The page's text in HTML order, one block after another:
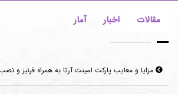
مقالات اخبار آمار
تولید و تامین متریال دکوراسیون داخلی